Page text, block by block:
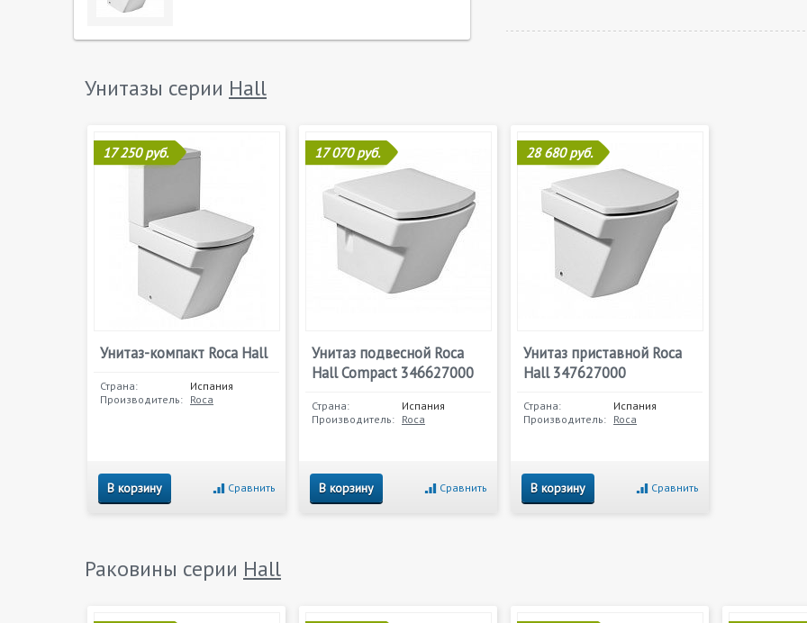
Унитазы серии Hall
17 250 руб.
Унитаз-компакт Roca Hall
Страна:
Испания
Производитель: Roca
В корзину Сравнить
17 070 руб.
Унитаз подвесной Roca
Hall Compact 346627000
Страна:
Испания
Производитель: Roca
В корзину Сравнить
28 680 руб.
Унитаз приставной Roca
Hall 347627000
Страна:
Испания
Производитель: Roca
В корзину Сравнить
Раковины серии Hall